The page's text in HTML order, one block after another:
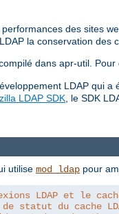
des sites
la conservation
dans apr-util.
LDAP qui a
LDAP SDK, le SDK
utilise mod_ldap pour
LDAP et le
statut du cache